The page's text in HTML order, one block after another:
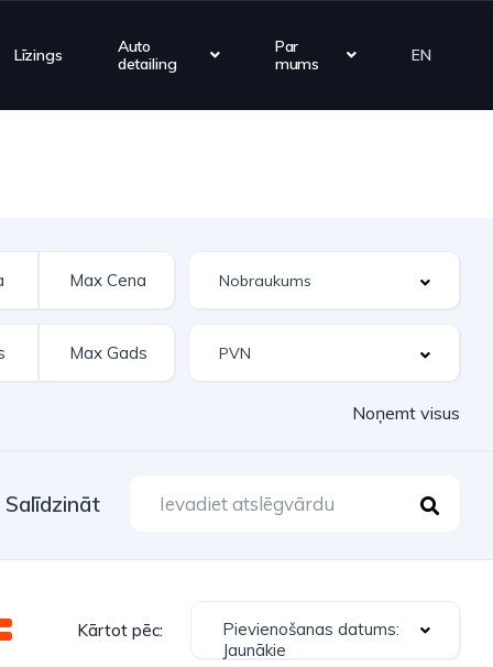
Līzings
Auto
detailing
Par
mums
EN
Noņemt visus
Salīdzināt
Kārtot pēc:
Pievienošanas datums:
Jaunākie